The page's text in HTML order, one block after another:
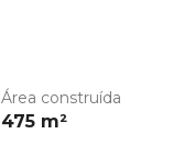
Área construída
475 m²